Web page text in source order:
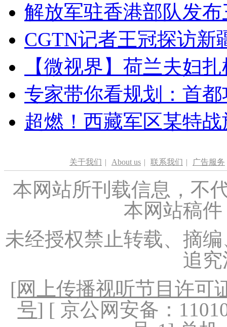
解放军驻香港部队发
CGTN记者王冠探访新
【微视界】荷兰夫妇
专家带你看规划：首
超燃！西藏军区某特
关于我们 | About us | 联系我们 | 广告服务
本网站所刊载信息，不
本网站稿
未经授权禁止转载、摘
追
[网上传播视听节目许可
号] [ 京公网安备：